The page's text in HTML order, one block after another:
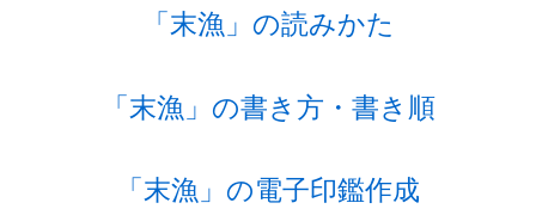
「末漁」の読みかた
「末漁」の書き方・書き順
「末漁」の電子印鑑作成